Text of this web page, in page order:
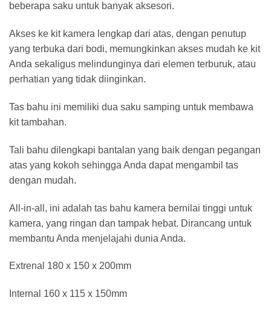
beberapa saku untuk banyak aksesori.
Akses ke kit kamera lengkap dari atas, dengan penutup
yang terbuka dari bodi, memungkinkan akses mudah ke kit
Anda sekaligus melindunginya dari elemen terburuk, atau
perhatian yang tidak diinginkan.
Tas bahu ini memiliki dua saku samping untuk membawa
kit tambahan.
Tali bahu dilengkapi bantalan yang baik dengan pegangan
atas yang kokoh sehingga Anda dapat mengambil tas
dengan mudah.
All-in-all, ini adalah tas bahu kamera bernilai tinggi untuk
kamera, yang ringan dan tampak hebat. Dirancang untuk
membantu Anda menjelajahi dunia Anda.
Extrenal 180 x 150 x 200mm
Internal 160 x 115 x 150mm